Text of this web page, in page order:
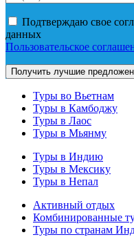
Подтверждаю свое
данных
Пользовательское
Туры во Вьетнам
Туры в Камбоджу
Туры в Лаос
Туры в Мьянму
Туры в Индию
Туры в Мексику
Туры в Непал
Активный отдых
Комбинированные
Туры по странам